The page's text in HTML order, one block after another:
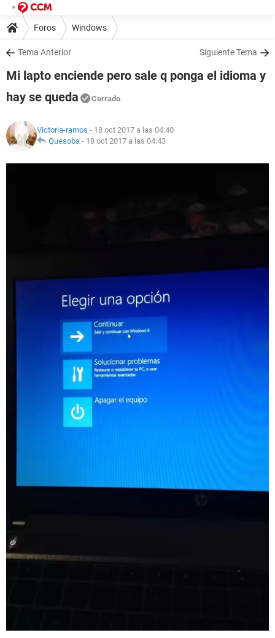
Foros Windows
Tema Anterior Siguiente Tema
Mi lapto enciende pero sale q ponga el idioma y
hay se queda
Cerrado
Victoria-ramos - 18 oct 2017 a las 04:40
Quesoba - 18 oct 2017 a las 04:43